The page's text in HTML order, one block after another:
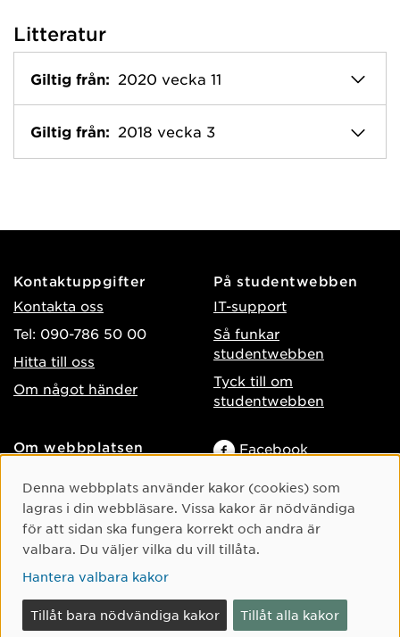
Litteratur
Giltig från: 2020 vecka 11
Giltig från: 2018 vecka 3
Kontaktuppgifter
Kontakta oss
Tel: 090-786 50 00
Hitta till oss
Om något händer
På studentwebben
IT-support
Så funkar
studentwebben
Tyck till om
studentwebben
Om webbplatsen
Behandling av
personuppgifter
Hantera kakor
Facebook
TikTok
Youtube
Cookie-samtycke
Denna webbplats använder kakor (cookies) som
lagras i din webbläsare. Vissa kakor är nödvändiga
för att sidan ska fungera korrekt och andra är
valbara. Du väljer vilka du vill tillåta.
Hantera valbara kakor
Tillåt bara nödvändiga kakor Tillåt alla kakor